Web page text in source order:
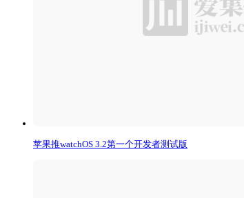
苹果推watchOS 3.2第一个开发者测试版